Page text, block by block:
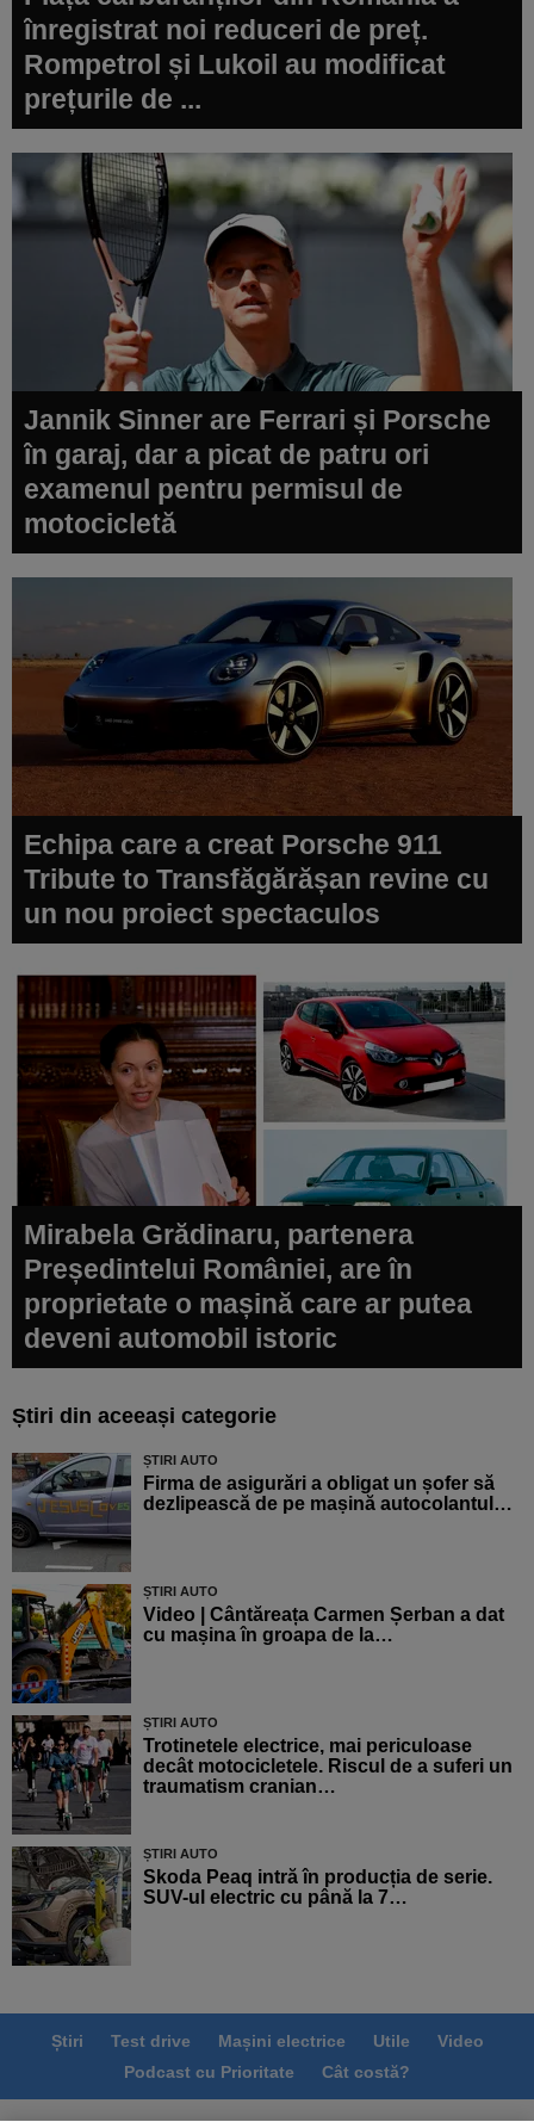
înregistrat noi reduceri de preț.
Rompetrol și Lukoil au modificat
prețurile de ...
Jannik Sinner are Ferrari și Porsche
în garaj, dar a picat de patru ori
examenul pentru permisul de
motocicletă
Echipa care a creat Porsche 911
Tribute to Transfăgărășan revine cu
un nou proiect spectaculos
Mirabela Grădinaru, partenera
Președintelui României, are în
proprietate o mașină care ar putea
deveni automobil istoric
Știri din aceeași categorie
ȘTIRI AUTO
Firma de asigurări a obligat un șofer să
dezlipească de pe mașină autocolantul…
ȘTIRI AUTO
Video | Cântăreața Carmen Șerban a dat
cu mașina în groapa de la…
ȘTIRI AUTO
Trotinetele electrice, mai periculoase
decât motocicletele. Riscul de a suferi un
traumatism cranian…
ȘTIRI AUTO
Skoda Peaq intră în producția de serie.
SUV-ul electric cu până la 7…
Știri Test drive Mașini electrice Utile
Video
Podcast cu Prioritate
Cât costă?